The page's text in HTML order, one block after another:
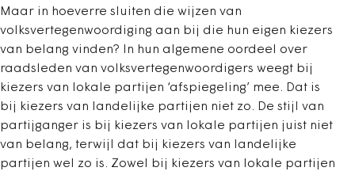
Maar in hoeverre sluiten die wijzen van
volksvertegenwoordiging aan bij die hun eigen kiezers
van belang vinden? In hun algemene oordeel over
raadsleden van volksvertegenwoordigers weegt bij
kiezers van lokale partijen ‘afspiegeling’ mee. Dat is
bij kiezers van landelijke partijen niet zo. De stijl van
partijganger is bij kiezers van lokale partijen juist niet
van belang, terwijl dat bij kiezers van landelijke
partijen wel zo is. Zowel bij kiezers van lokale partijen